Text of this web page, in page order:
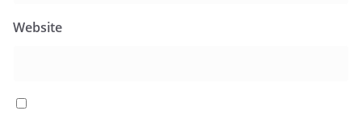
Website